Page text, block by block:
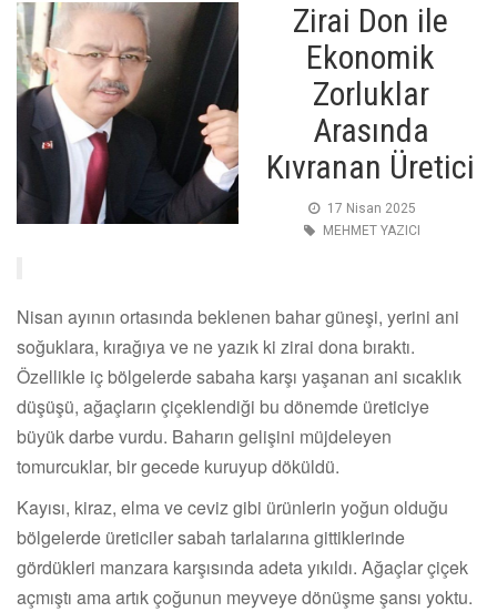
Zirai Don ile
Ekonomik
Zorluklar
Arasında
Kıvranan Üretici
17 Nisan 2025
MEHMET YAZICI
Nisan ayının ortasında beklenen bahar güneşi, yerini ani
soğuklara, kırağıya ve ne yazık ki zirai dona bıraktı.
Özellikle iç bölgelerde sabaha karşı yaşanan ani sıcaklık
düşüşü, ağaçların çiçeklendiği bu dönemde üreticiye
büyük darbe vurdu. Baharın gelişini müjdeleyen
tomurcuklar, bir gecede kuruyup döküldü.
Kayısı, kiraz, elma ve ceviz gibi ürünlerin yoğun olduğu
bölgelerde üreticiler sabah tarlalarına gittiklerinde
gördükleri manzara karşısında adeta yıkıldı. Ağaçlar çiçek
açmıştı ama artık çoğunun meyveye dönüşme şansı yoktu.